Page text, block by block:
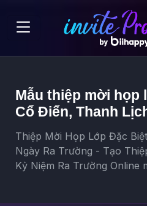
Mẫu thiệp mời họp
Cổ Điển, Thanh
Thiệp Mời Họp Lớp Đặc
Ngày Ra Trường - Tạo
Kỷ Niệm Ra Trường Online